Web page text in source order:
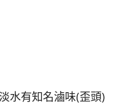
水有知名滷味(歪頭)